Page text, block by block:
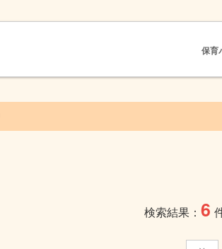
保育
検索結果： 6